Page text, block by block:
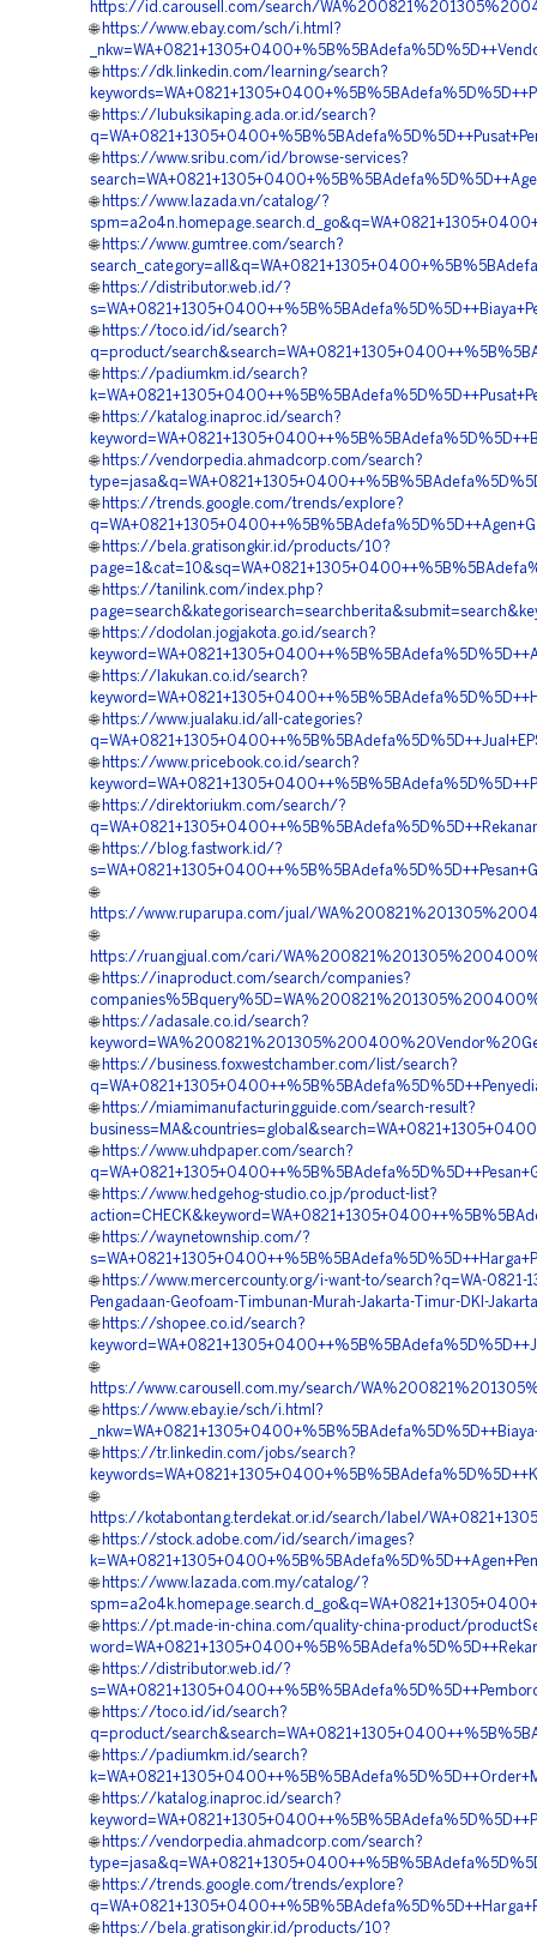
https://id.carousell.com/search/
🌐 https://www.ebay.com/sch/i.html?
🌐 https://dk.linkedin.com/learning/search?
🌐 https://lubuksikaping.ada.or.id/search?
🌐 https://www.sribu.com/id/browse-services?
🌐 https://www.lazada.vn/catalog/?
🌐 https://www.gumtree.com/search?
🌐 https://distributor.web.id/?
🌐 https://toco.id/id/search?
q=product/
🌐 https://padiumkm.id/search?
🌐 https://katalog.inaproc.id/search?
🌐 https://vendorpedia.ahmadcorp.com/search?
🌐 https://trends.google.com/trends/explore?
🌐 https://bela.gratisongkir.id/products/10?
🌐 https://tanilink.com/index.php?
🌐 https://dodolan.jogjakota.go.id/search?
🌐 https://lakukan.co.id/search?
🌐 https://www.jualaku.id/all-categories?
🌐 https://www.pricebook.co.id/search?
🌐 https://direktoriukm.com/search/?
🌐 https://blog.fastwork.id/?
🌐
https://www.ruparupa.com/jual/
🌐
https://ruangjual.com/cari/
🌐 https://inaproduct.com/search/companies?
🌐 https://adasale.co.id/search?
🌐 https://business.foxwestchamber.com/list/search?
🌐 https://miamimanufacturingguide.com/search-result?
🌐 https://www.uhdpaper.com/search?
🌐 https://www.hedgehog-studio.co.jp/product-list?
🌐 https://waynetownship.com/?
🌐 https://www.mercercounty.org/i-want-to/search?q=WA-0821-
Pengadaan-Geofoam-Timbunan-Murah-Jakarta-Timur-DKI-Jakarta
🌐 https://shopee.co.id/search?
🌐
https://www.carousell.com.my/search/
🌐 https://www.ebay.ie/sch/i.html?
🌐 https://tr.linkedin.com/jobs/search?
🌐
https://kotabontang.terdekat.or.id/search/label/
🌐 https://stock.adobe.com/id/search/images?
🌐 https://www.lazada.com.my/catalog/?
🌐 https://pt.made-in-china.com/quality-china-product/
🌐 https://distributor.web.id/?
🌐 https://toco.id/id/search?
q=product/
🌐 https://padiumkm.id/search?
🌐 https://katalog.inaproc.id/search?
🌐 https://vendorpedia.ahmadcorp.com/search?
🌐 https://trends.google.com/trends/explore?
🌐 https://bela.gratisongkir.id/products/10?